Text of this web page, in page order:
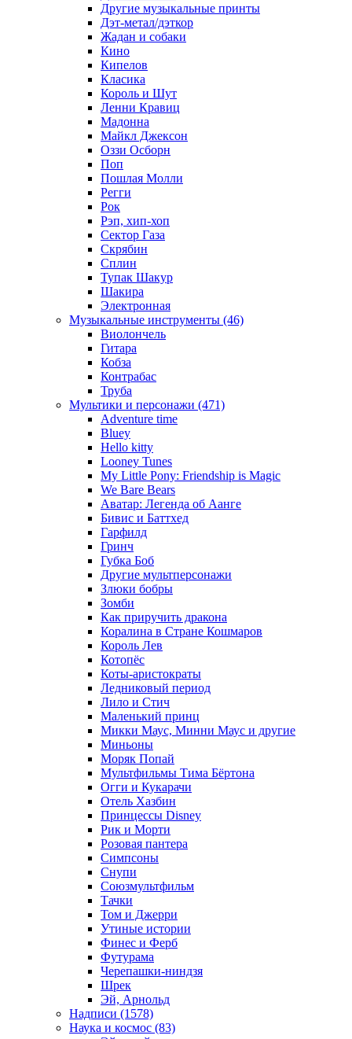
Другие музыкальные принты
Дэт-метал/дэткор
Жадан и собаки
Кино
Кипелов
Класика
Король и Шут
Ленни Кравиц
Мадонна
Майкл Джексон
Оззи Осборн
Поп
Пошлая Молли
Регги
Рок
Рэп, хип-хоп
Сектор Газа
Скрябин
Сплин
Тупак Шакур
Шакира
Электронная
Музыкальные инструменты (46)
Виолончель
Гитара
Кобза
Контрабас
Труба
Мультики и персонажи (471)
Adventure time
Bluey
Hello kitty
Looney Tunes
My Little Pony: Friendship is Magic
We Bare Bears
Аватар: Легенда об Аанге
Бивис и Баттхед
Гарфилд
Гринч
Губка Боб
Другие мультперсонажи
Злюки бобры
Зомби
Как приручить дракона
Коралина в Стране Кошмаров
Король Лев
Котопёс
Коты-аристократы
Ледниковый период
Лило и Стич
Маленький принц
Микки Маус, Минни Маус и другие
Миньоны
Моряк Попай
Мультфильмы Тима Бёртона
Огги и Кукарачи
Отель Хазбин
Принцессы Disney
Рик и Морти
Розовая пантера
Симпсоны
Снупи
Союзмультфильм
Тачки
Том и Джерри
Утиные истории
Финес и Ферб
Футурама
Черепашки-ниндзя
Шрек
Эй, Арнольд
Надписи (1578)
Наука и космос (83)